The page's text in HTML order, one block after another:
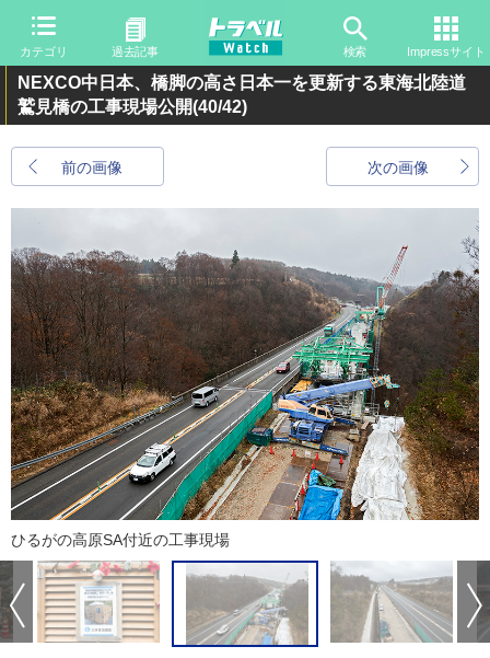
カテゴリ 過去記事 検索 Impressサイト
NEXCO中日本、橋脚の高さ日本一を更新する東海北陸道
鷲見橋の工事現場公開(40/42)
前の画像 次の画像
ひるがの高原SA付近の工事現場